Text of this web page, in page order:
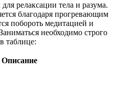
релаксации тела и разума.
благодаря прогревающим
побороть медитацией и
необходимо строго
таблице:
Описание